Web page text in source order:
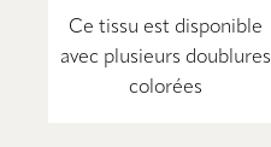
Ce tissu est disponible
avec plusieurs doublures
colorées